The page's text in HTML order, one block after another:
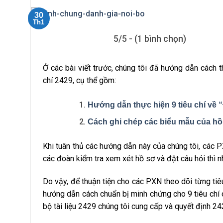
30
Th1
5/5 - (1 bình chọn)
Ở các bài viết trước, chúng tôi đã hướng dẫn
chí 2429, cụ thể gồm:
Hướng dẫn thực hiện 9 tiêu chí về
Cách ghi chép các biểu mẫu của
Khi tuân thủ các hướng dẫn này của chúng tôi, các
các đoàn kiểm tra xem xét hồ sơ và đặt câu hỏi thì
Do vậy, để thuận tiện cho các PXN theo dõi từng
hướng dẫn cách chuẩn bị minh chứng cho 9 tiêu
bộ tài liệu 2429 chúng tôi cung cấp và quyết định